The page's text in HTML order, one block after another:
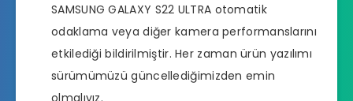
SAMSUNG GALAXY S22 ULTRA otomatik
odaklama veya diğer kamera performanslarını
etkilediği bildirilmiştir. Her zaman ürün yazılımı
sürümümüzü güncellediğimizden emin
olmalıyız.